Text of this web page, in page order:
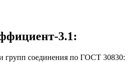
3.1:
групп соединения по ГОСТ 30830: